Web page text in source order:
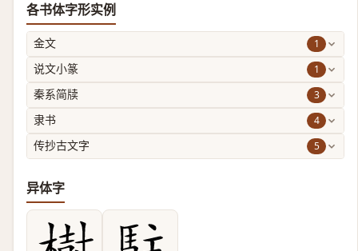
各书体字形实例
金文 1
说文小篆 1
秦系简牍 3
隶书 4
传抄古文字 5
异体字